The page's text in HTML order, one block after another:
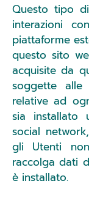
Questo tipo
interazioni
piattaforme
questo sito
acquisite da
soggette alle
relative ad
sia installato
social
gli Utenti
raccolga dati
è installato.